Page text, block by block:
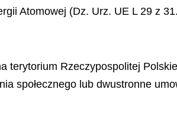
Atomowej (Dz. Urz. UE L 29 z
terytorium Rzeczypospolitej
społecznego lub dwustronne